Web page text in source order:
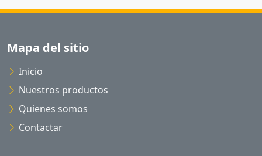
Mapa del sitio
Inicio
Nuestros productos
Quienes somos
Contactar